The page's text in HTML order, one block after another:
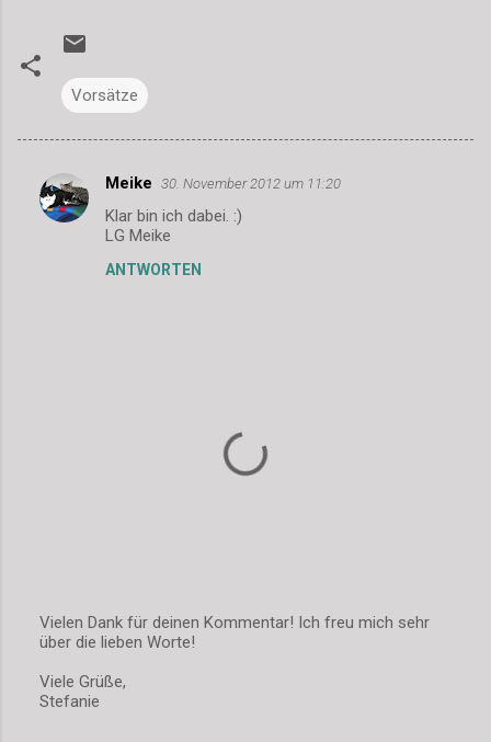
Vorsätze
K
o
Meike 30. November 2012 um 11:20
Klar bin ich dabei. :)
LG Meike
ANTWORTEN
K
m
m
Vielen Dank für deinen Kommentar! Ich freu mich sehr
über die lieben Worte!
Viele Grüße,
Stefanie